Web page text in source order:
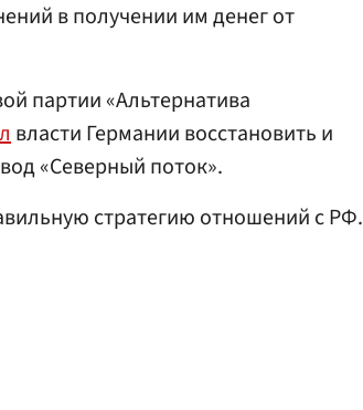
в получении им денег от
партии «Альтернатива
власти Германии восстановить и
«Северный поток».
стратегию отношений с РФ.